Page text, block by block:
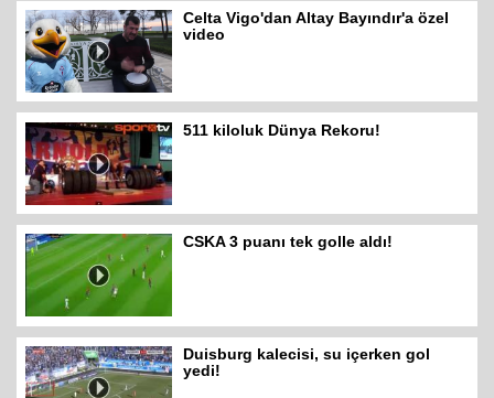
Celta Vigo'dan Altay Bayındır'a özel
video
511 kiloluk Dünya Rekoru!
CSKA 3 puanı tek golle aldı!
Duisburg kalecisi, su içerken gol
yedi!